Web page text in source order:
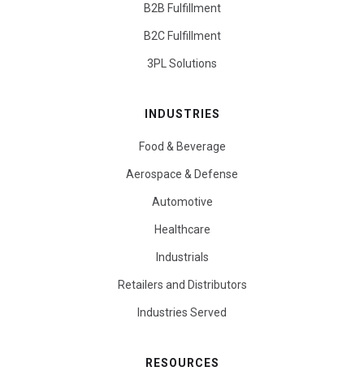
B2B Fulfillment
B2C Fulfillment
3PL Solutions
INDUSTRIES
Food & Beverage
Aerospace & Defense
Automotive
Healthcare
Industrials
Retailers and Distributors
Industries Served
RESOURCES